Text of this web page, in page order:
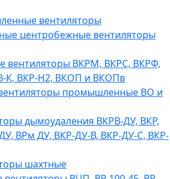
вентиляторы
центробежные вентиляторы
вентиляторы ВКРМ, ВКРС, ВКРФ,
К, ВКР-Н2, ВКОП и ВКОПв
промышленные ВО и
дымоудаления ВКРВ-ДУ, ВКР,
ВРм ДУ, ВКР-ДУ-В, ВКР-ДУ-С, ВКР-
шахтные